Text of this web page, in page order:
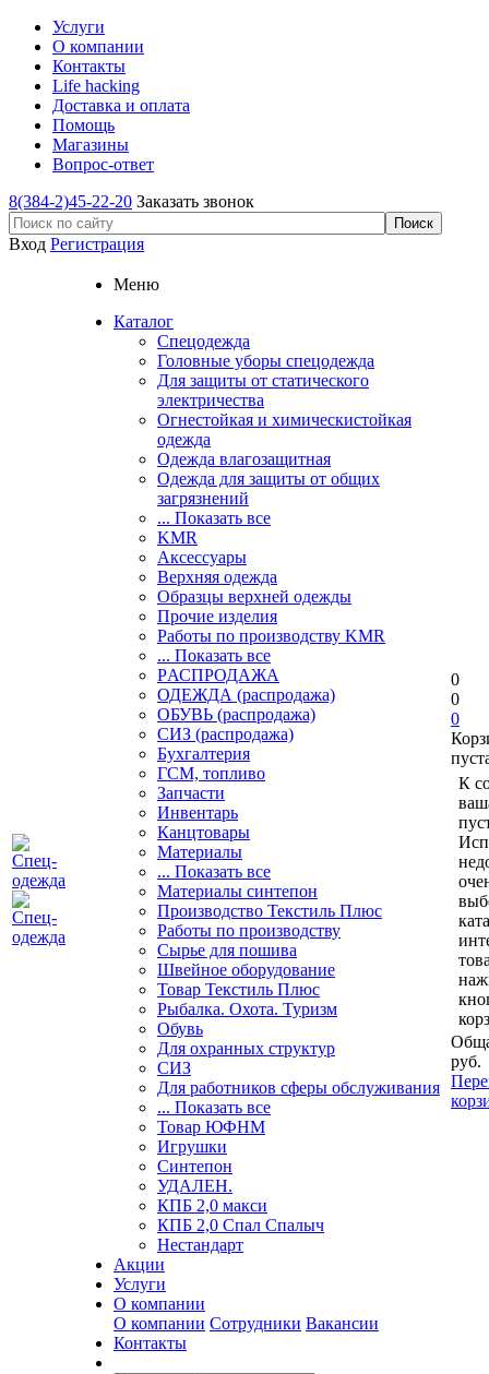
Услуги
О компании
Контакты
Life hacking
Доставка и оплата
Помощь
Магазины
Вопрос-ответ
8(384-2)45-22-20 Заказать звонок
Вход Регистрация
Меню
Каталог
Спецодежда
Головные уборы спецодежда
Для защиты от статического
электричества
Огнестойкая и химическистойкая
одежда
Одежда влагозащитная
Одежда для защиты от общих
загрязнений
... Показать все
KMR
Аксессуары
Верхняя одежда
Образцы верхней одежды
Прочие изделия
Работы по производству KMR
... Показать все
PАСПРОДАЖА
ОДЕЖДА (распродажа)
ОБУВЬ (распродажа)
СИЗ (распродажа)
Бухгалтерия
ГСМ, топливо
Запчасти
Инвентарь
Канцтовары
Материалы
... Показать все
Материалы синтепон
Производство Текстиль Плюс
Работы по производству
Сырье для пошива
Швейное оборудование
Товар Текстиль Плюс
Рыбалка. Охота. Туризм
Обувь
Для охранных структур
СИЗ
Для работников сферы обслуживания
... Показать все
Товар ЮФНМ
Игрушки
Синтепон
УДАЛЕН.
КПБ 2,0 макси
КПБ 2,0 Спал Спалыч
Нестандарт
Акции
Услуги
О компании
О компании Сотрудники Вакансии
Контакты
0
0
0
К
руб.